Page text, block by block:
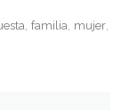
familia mujer